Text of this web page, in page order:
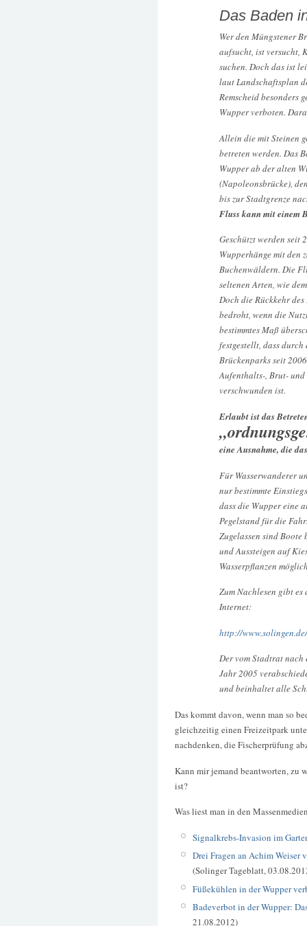
Das Baden
Wer den Müngstener
aufsucht, ist versucht,
suchen. Doch das ist
laut Landschaftsplan
Remscheid besonders
Wupper verboten.
Allein die mit Steinen
betreten werden. Das
Wupper ab der alten
(Napoleonsbrücke),
bis zur Stadtgrenze
Fluss kann mit einem
Geschützt werden seit
Wupperhänge mit den
Buchenwäldern. Die
seltenen Arten, wie
Doch die Rückkehr
bedroht, wenn die
bestimmtes Maß
festgestellt, dass
Brückenparks seit
Aufenthalts-, Brut-
verschwunden ist.
Erlaubt ist das
eine Ausnahme, die
Für Wasserwanderer
nur bestimmte
dass die Wupper eine
Pegelstand für die
Zugelassen sind
und Aussteigen auf
Wasserpflanzen
Zum Nachlesen gibt
Internet:
http://
Der vom Stadtrat
Jahr 2005
und beinhaltet alle
Das kommt davon, wenn man so
gleichzeitig einen Freizeitpark
nachdenken, die Fischerprüfung
Kann mir jemand beantworten, zu
ist?
Was liest man in den
Signalkrebs-Invasion im
Drei Fragen an Achim Weiser
(Solinger Tageblatt,
Füßekühlen in der Wupper
Badeverbot in der Wupper:
21.08.2012)